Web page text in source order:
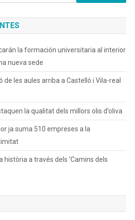
la formación universitaria al interior
nueva sede
de les aules arriba a Castelló i Vila-real
la qualitat dels millors olis d’oliva
ja suma 510 empreses a la
història a través dels ‘Camins dels